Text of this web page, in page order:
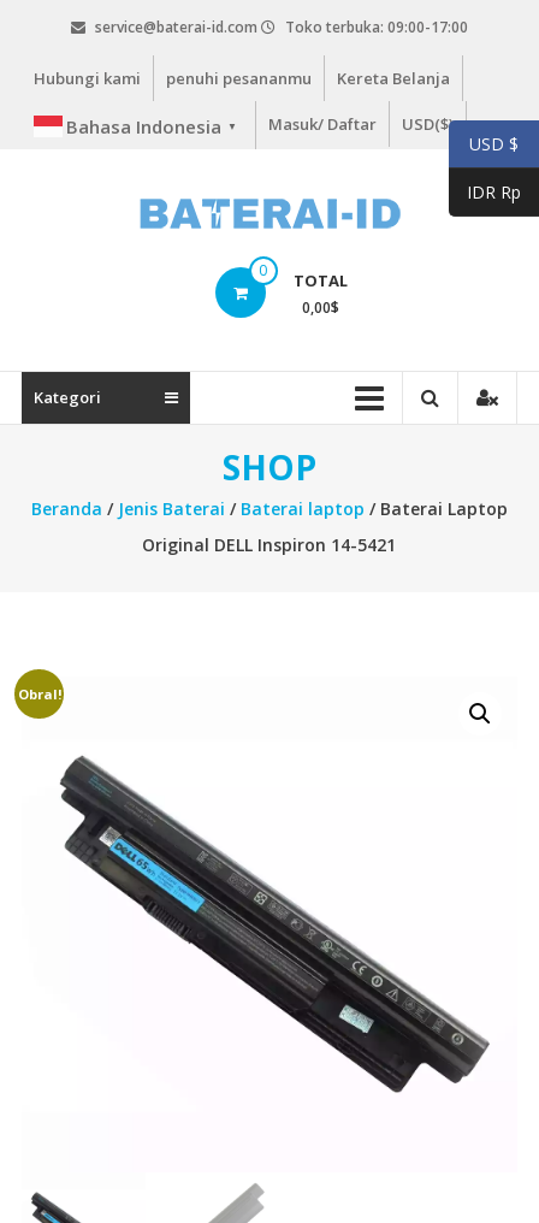
service@baterai-id.com Toko terbuka: 09:00-17:00
Hubungi kami penuhi pesananmu Kereta Belanja
Bahasa Indonesia ▼ Masuk/ Daftar USD($)
id.com
0 TOTAL
0,00$
Kategori
SHOP
Beranda / Jenis Baterai / Baterai laptop / Baterai Laptop
Original DELL Inspiron 14-5421
Obral!
USD $
IDR Rp